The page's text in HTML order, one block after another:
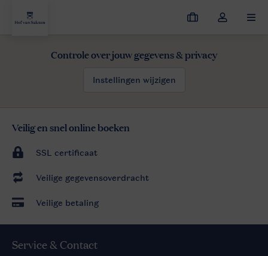
Mijn
Open
Controle over jouw gegevens & privacy
Instellingen wijzigen
Veilig en snel online boeken
SSL certificaat
Veilige gegevensoverdracht
Veilige betaling
Service & Contact